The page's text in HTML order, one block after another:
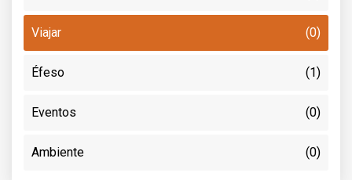
Viajar (0)
Éfeso (1)
Eventos (0)
Ambiente (0)